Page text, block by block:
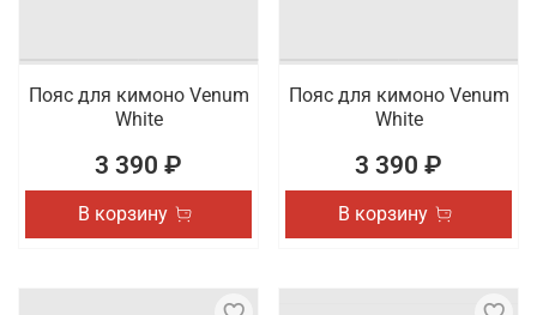
Пояс для кимоно Venum
White
3 390 ₽
В корзину
Пояс для кимоно Venum
White
3 390 ₽
В корзину